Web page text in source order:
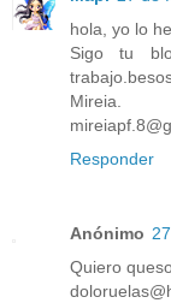
hola, yo lo
Sigo tu
Mireia.
Responder
Anónimo
Quiero